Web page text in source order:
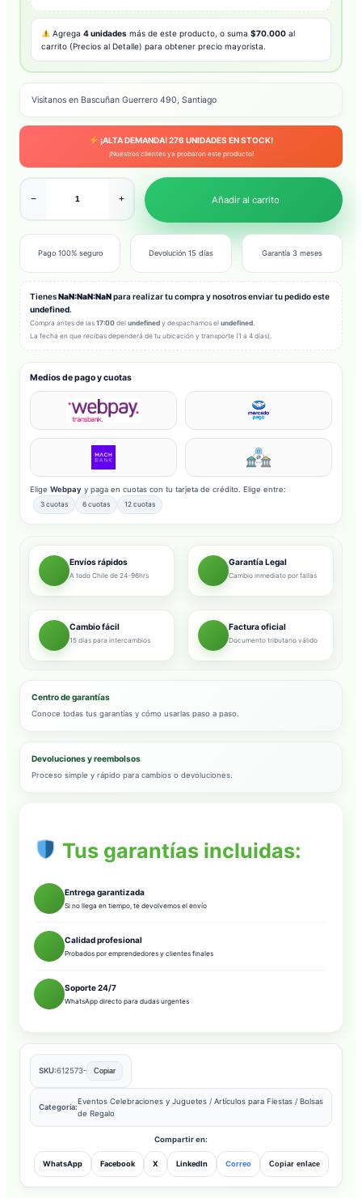
Agrega4 unidades más de este producto, o suma$70.000 al
carrito (Precios al Detalle) para obtener precio mayorista.
Visitanos en Bascuñan Guerrero 490, Santiago
¡ALTA DEMANDA!276 UNIDADES EN STOCK!
¡Nuestros clientes ya probaron este producto!
− + Añadir al carrito
Pago 100% seguro Devolución 15 días Garantía 3 meses
TienesNaN:NaN:NaNpara realizar tu compra y nosotros enviar tu pedido este
undefined.
Compra antes de las 17:00 del undefined y despachamos el undefined
La fecha en que recibas dependerá de tu ubicación y transporte (1 a 4 días).
Medios de pago y cuotas
Elige Webpay y paga en cuotas con tu tarjeta de crédito. Elige entre:
3 cuotas 6 cuotas 12 cuotas
Envíos rápidos
A todo Chile de 24-96hrs
Garantía Legal
Cambio inmediato por fallas
Cambio fácil
15 días para intercambios
Factura oficial
Documento tributario válido
Centro de garantías
Conoce todas tus garantías y cómo usarlas paso a paso.
Devoluciones y reembolsos
Proceso simple y rápido para cambios o devoluciones.
Tus garantías incluidas:
Entrega garantizada
Si no llega en tiempo, te devolvemos el envío
Calidad profesional
Probados por emprendedores y clientes finales
Soporte 24/7
WhatsApp directo para dudas urgentes
SKU:612573- Copiar
Categoría:
Eventos Celebraciones y Juguetes / Artículos para Fiestas / Bolsas
de Regalo
Compartir en:
WhatsApp Facebook X LinkedIn Correo Copiar enlace